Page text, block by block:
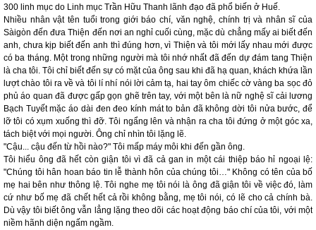
300 linh mục do Linh mục Trần Hữu Thanh lãnh đạo đã phổ biến ở Huế.
Nhiều nhân vật tên tuổi trong giới báo chí, văn nghệ, chính trị và nhân sĩ của
Sàigòn đến đưa Thiện đến nơi an nghỉ cuối cùng, mặc dù chẳng mấy ai biết đến
anh, chưa kịp biết đến anh thì đúng hơn, vì Thiện và tôi mới lấy nhau mới được
có ba tháng. Một trong những người mà tôi nhớ nhất đã đến dự đám tang Thiện
là cha tôi. Tôi chỉ biết đến sự có mặt của ông sau khi đã hạ quan, khách khứa lần
lượt chào tôi ra về và tôi lí nhí nói lời cảm tạ, hai tay ôm chiếc cờ vàng ba sọc đỏ
phủ áo quan đã được gấp gọn ghẽ trên tay, với một bên là nữ nghệ sĩ cải lương
Bạch Tuyết mặc áo dài đen đeo kính mát to bản đã không dời tôi nửa bước, để
lỡ tôi có xụm xuống thì đỡ. Tôi ngẩng lên và nhận ra cha tôi đứng ở một góc xa,
tách biệt với mọi người. Ông chỉ nhìn tôi lặng lẽ.
"Cậu... cậu đến từ hồi nào?" Tôi mấp máy môi khi đến gần ông.
Tôi hiểu ông đã hết còn giận tôi vì đã cả gan in một cái thiệp báo hỉ ngoại lệ:
"Chúng tôi hân hoan báo tin lễ thành hôn của chúng tôi…" Không có tên của bố
mẹ hai bên như thông lệ. Tôi nghe mẹ tôi nói là ông đã giận tôi về việc đó, làm
cứ như bố mẹ đã chết hết cả rồi không bằng, mẹ tôi nói, có lẽ cho cả chính bà.
Dù vậy tôi biết ông vẫn lẳng lặng theo dõi các hoạt động báo chí của tôi, với một
niềm hãnh diện ngấm ngầm.